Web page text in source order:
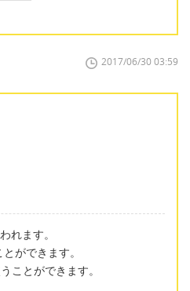
2017/06/30 03:59
れます。
ができます。
ことができます。